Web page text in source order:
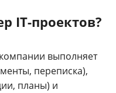
IT-проектов?
выполняет
переписка),
планы) и